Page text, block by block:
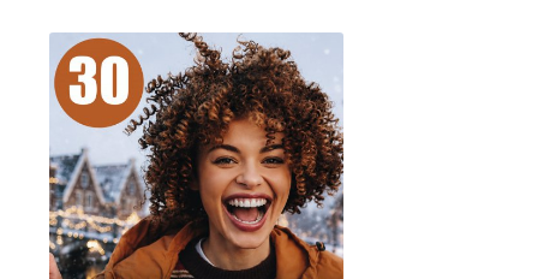
Daar doen we het voor
Klik op onderstaande link voor dedemo-website
in met de getoonde code. Met dit budget hebben uw
medewerkers1500 puntente besteden in de webshop.
www.keuzekado.com
Inloggegevens: